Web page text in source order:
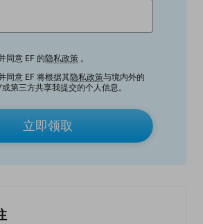
同意 EF 的隐私政策 。
同意 EF 将根据其隐私政策与境内外的
第三方共享我提交的个人信息。
立即领取